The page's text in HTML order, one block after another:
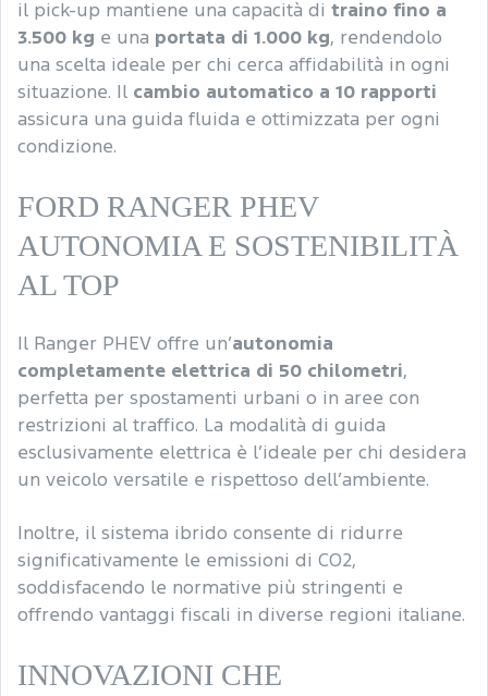
il pick-up mantiene una capacità di traino fino a
3.500 kg e una portata di 1.000 kg, rendendolo
una scelta ideale per chi cerca affidabilità in ogni
situazione. Il cambio automatico a 10 rapporti
assicura una guida fluida e ottimizzata per ogni
condizione.
FORD RANGER PHEV
AUTONOMIA E SOSTENIBILITÀ
AL TOP
Il Ranger PHEV offre un’autonomia
completamente elettrica di 50 chilometri,
perfetta per spostamenti urbani o in aree con
restrizioni al traffico. La modalità di guida
esclusivamente elettrica è l’ideale per chi desidera
un veicolo versatile e rispettoso dell’ambiente.
Inoltre, il sistema ibrido consente di ridurre
significativamente le emissioni di CO2,
soddisfacendo le normative più stringenti e
offrendo vantaggi fiscali in diverse regioni italiane.
INNOVAZIONI CHE